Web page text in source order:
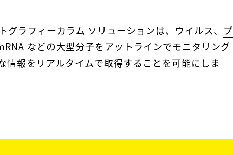
グラフィーカラム ソリューションは、ウイルス、 プ
などの大型分子をアットラインでモニタリング
情報をリアルタイムで取得することを可能にしま